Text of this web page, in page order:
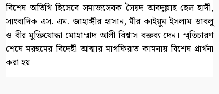
বিশেষ অতিথি হিসেবে সমাজসেবক সৈয়দ আবদুল্লাহ হেল হাদী,
সাংবাদিক এস. এম. জাহাঙ্গীর হাসান, মীর কাইয়ুম ইসলাম ডাবলু
ও বীর মুক্তিযোদ্ধা মোহাম্মাদ আলী বিশ্বাস বক্তব্য দেন। স্মৃতিচারণ
শেষে মরহুমের বিদেহী আত্মার মাগফিরাত কামনায় বিশেষ প্রার্থনা
করা হয়।